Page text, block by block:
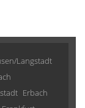
Langstadt
Erbach